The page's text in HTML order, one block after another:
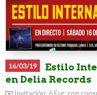
16/03/19
Estilo
en Delia Records
Invitación: 6 Eur. con